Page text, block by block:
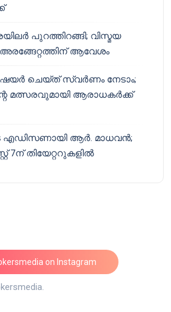
പുറത്തിറങ്ങി; വിസ്മയ
ആവേശം
ചെയ്‌ത് സ്വർണം നേടാം;
മത്സരവുമായി ആരാധകർക്ക്
എഡിസണായി ആർ. മാധവൻ;
7ന് തിയേറ്ററുകളിൽ
on Instagram
Follow on Instagram